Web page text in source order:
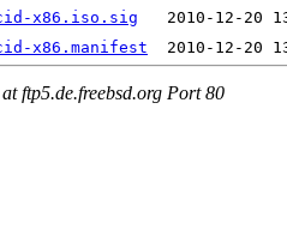
x86.iso.sig
x86.manifest
ftp5.de.freebsd.org Port 80